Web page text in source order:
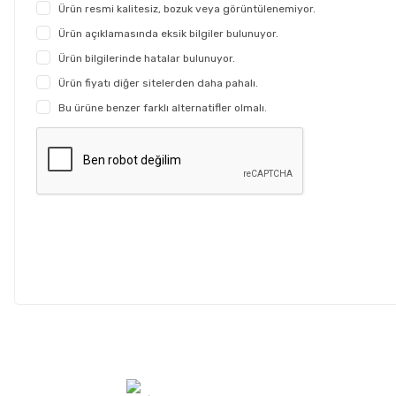
Ürün resmi kalitesiz, bozuk veya görüntülenemiyor.
Ürün açıklamasında eksik bilgiler bulunuyor.
Ürün bilgilerinde hatalar bulunuyor.
Ürün fiyatı diğer sitelerden daha pahalı.
Bu ürüne benzer farklı alternatifler olmalı.